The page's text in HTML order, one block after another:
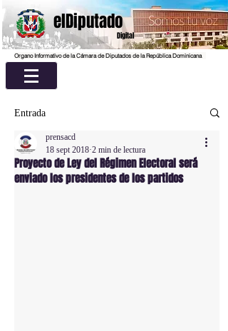
elDiputado
Digital
Organo Informativo de la Cámara de Diputados de la República Dominicana
Entrada
Proyecto de Ley del Régimen Electoral será
enviado los presidentes de los partidos
prensacd
18 sept 2018 2 min de lectura